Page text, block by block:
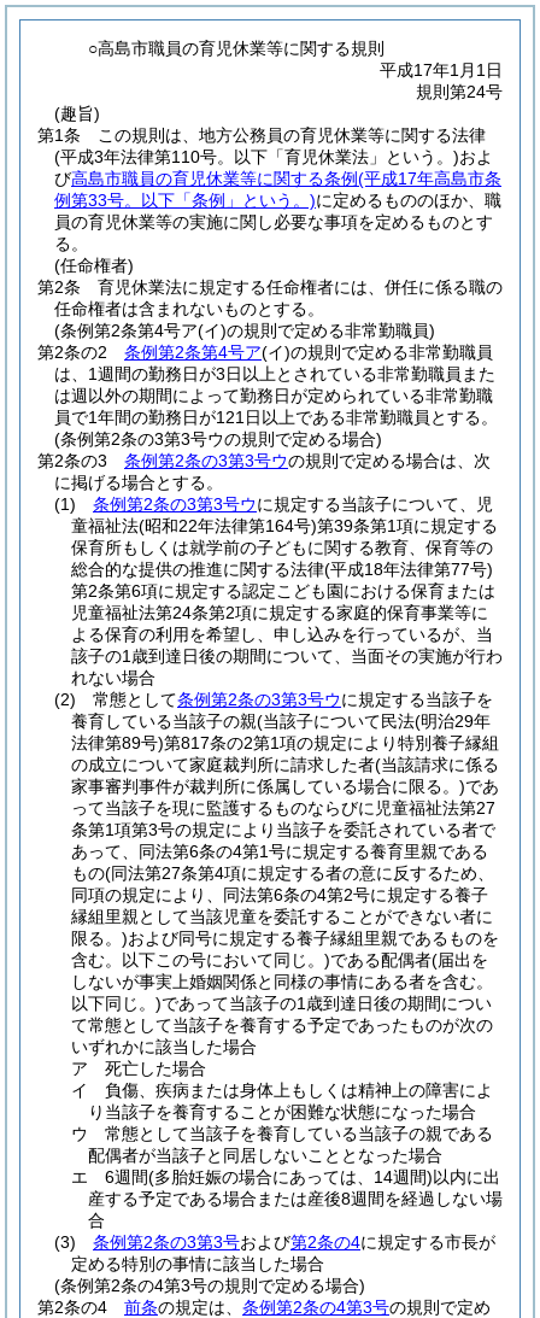
○高島市職員の育児休業等に関する規則
平成17年1月1日
規則第24号
(趣旨)
第1条
この規則は、地方公務員の育児休業等に関する法律
(平成3年法律第110号。以下「育児休業法」という。)およ
び高島市職員の育児休業等に関する条例(平成17年高島市条
例第33号。以下「条例」という。)に定めるもののほか、職
員の育児休業等の実施に関し必要な事項を定めるものとす
る。
(任命権者)
第2条
育児休業法に規定する任命権者には、併任に係る職の
任命権者は含まれないものとする。
(条例第2条第4号ア(イ)の規則で定める非常勤職員)
第2条の2
条例第2条第4号ア(イ)の規則で定める非常勤職員
は、1週間の勤務日が3日以上とされている非常勤職員また
は週以外の期間によって勤務日が定められている非常勤職
員で1年間の勤務日が121日以上である非常勤職員とする。
(条例第2条の3第3号ウの規則で定める場合)
第2条の3
条例第2条の3第3号ウの規則で定める場合は、次
に掲げる場合とする。
(1)
条例第2条の3第3号ウに規定する当該子について、児
童福祉法(昭和22年法律第164号)第39条第1項に規定する
保育所もしくは就学前の子どもに関する教育、保育等の
総合的な提供の推進に関する法律(平成18年法律第77号)
第2条第6項に規定する認定こども園における保育または
児童福祉法第24条第2項に規定する家庭的保育事業等に
よる保育の利用を希望し、申し込みを行っているが、当
該子の1歳到達日後の期間について、当面その実施が行わ
れない場合
(2)
常態として条例第2条の3第3号ウに規定する当該子を
養育している当該子の親(当該子について民法(明治29年
法律第89号)第817条の2第1項の規定により特別養子縁組
の成立について家庭裁判所に請求した者(当該請求に係る
家事審判事件が裁判所に係属している場合に限る。)であ
って当該子を現に監護するものならびに児童福祉法第27
条第1項第3号の規定により当該子を委託されている者で
あって、同法第6条の4第1号に規定する養育里親である
もの(同法第27条第4項に規定する者の意に反するため、
同項の規定により、同法第6条の4第2号に規定する養子
縁組里親として当該児童を委託することができない者に
限る。)および同号に規定する養子縁組里親であるものを
含む。以下この号において同じ。)である配偶者(届出を
しないが事実上婚姻関係と同様の事情にある者を含む。
以下同じ。)であって当該子の1歳到達日後の期間につい
て常態として当該子を養育する予定であったものが次の
いずれかに該当した場合
ア
死亡した場合
イ
負傷、疾病または身体上もしくは精神上の障害によ
り当該子を養育することが困難な状態になった場合
ウ
常態として当該子を養育している当該子の親である
配偶者が当該子と同居しないこととなった場合
エ
6週間(多胎妊娠の場合にあっては、14週間)以内に出
産する予定である場合または産後8週間を経過しない場
合
(3)
条例第2条の3第3号および第2条の4に規定する市長が
定める特別の事情に該当した場合
(条例第2条の4第3号の規則で定める場合)
第2条の4
前条の規定は、 条例第2条の4第3号の規則で定め